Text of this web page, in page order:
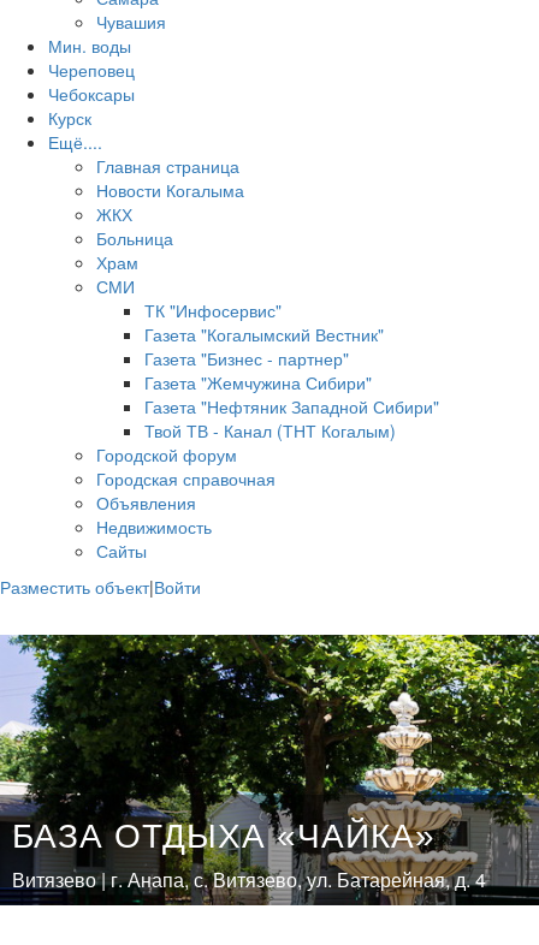
Чувашия
Мин. воды
Череповец
Чебоксары
Курск
Ещё....
Главная страница
Новости Когалыма
ЖКХ
Больница
Храм
СМИ
ТК "Инфосервис"
Газета "Когалымский Вестник"
Газета "Бизнес - партнер"
Газета "Жемчужина Сибири"
Газета "Нефтяник Западной Сибири"
Твой ТВ - Канал (ТНТ Когалым)
Городской форум
Городская справочная
Объявления
Недвижимость
Сайты
Разместить объект|Войти
БАЗА ОТДЫХА «ЧАЙКА»
Витязево | г. Анапа, с. Витязево, ул. Батарейная, д. 4